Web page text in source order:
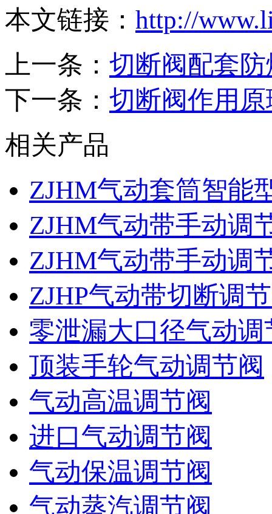
本文链接： http://
上一条： 切断阀配套
下一条： 切断阀作用
相关产品
ZJHM气动套筒智能
ZJHM气动带手动调
ZJHM气动带手动调
ZJHP气动带切断调
零泄漏大口径气动调
顶装手轮气动调节阀
气动高温调节阀
进口气动调节阀
气动保温调节阀
气动蒸汽调节阀